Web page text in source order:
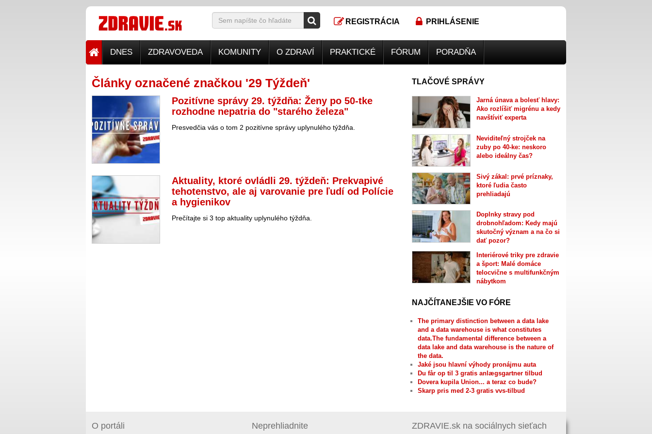
REGISTRÁCIA PRIHLÁSENIE
DNES ZDRAVOVEDA KOMUNITY O ZDRAVÍ PRAKTICKÉ FÓRUM PORADŇA
Články označené značkou '29 Týždeň'
Pozitívne správy 29. týždňa: Ženy po 50-tke
rozhodne nepatria do "starého železa"
Presvedčia vás o tom 2 pozitívne správy uplynulého týždňa.
Aktuality, ktoré ovládli 29. týždeň: Prekvapivé
tehotenstvo, ale aj varovanie pre ľudí od Polície
a hygienikov
Prečítajte si 3 top aktuality uplynulého týždňa.
TLAČOVÉ SPRÁVY
Jarná únava a bolesť hlavy:
Ako rozlíšiť migrénu a kedy
navštíviť experta
Neviditeľný strojček na
zuby po 40-ke: neskoro
alebo ideálny čas?
Sivý zákal: prvé príznaky,
ktoré ľudia často
prehliadajú
Doplnky stravy pod
drobnohľadom: Kedy majú
skutočný význam a na čo si
dať pozor?
Interiérové triky pre zdravie
a šport: Malé domáce
telocvične s multifunkčným
nábytkom
NAJČÍTANEJŠIE VO FÓRE
The primary distinction between a data lake
and a data warehouse is what constitutes
data.The fundamental difference between a
data lake and data warehouse is the nature of
the data.
Jaké jsou hlavní výhody pronájmu auta
Du får op til 3 gratis anlægsgartner tilbud
Dovera kupila Union... a teraz co bude?
Skarp pris med 2-3 gratis vvs-tilbud
O portáli Neprehliadnite ZDRAVIE.sk na sociálnych sieťach